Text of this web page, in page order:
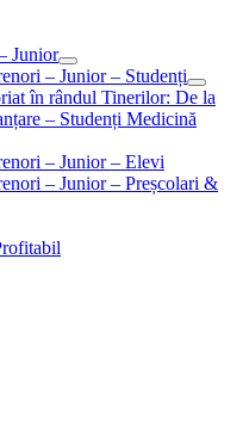
Junior
– Junior – Studenți
în rândul Tinerilor: De la
– Studenți Medicină
– Junior – Elevi
– Junior – Preșcolari &